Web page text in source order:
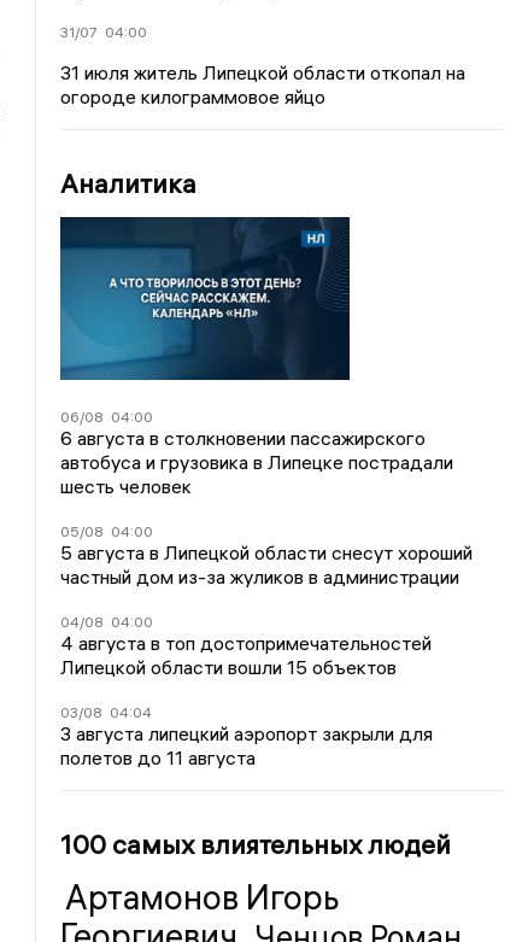
31/07 04:00
31 июля житель Липецкой области откопал на
огороде килограммовое яйцо
Аналитика
06/08 04:00
6 августа в столкновении пассажирского
автобуса и грузовика в Липецке пострадали
шесть человек
05/08 04:00
5 августа в Липецкой области снесут хороший
частный дом из-за жуликов в администрации
04/08 04:00
4 августа в топ достопримечательностей
Липецкой области вошли 15 объектов
03/08 04:04
3 августа липецкий аэропорт закрыли для
полетов до 11 августа
100 самых влиятельных людей
Артамонов Игорь